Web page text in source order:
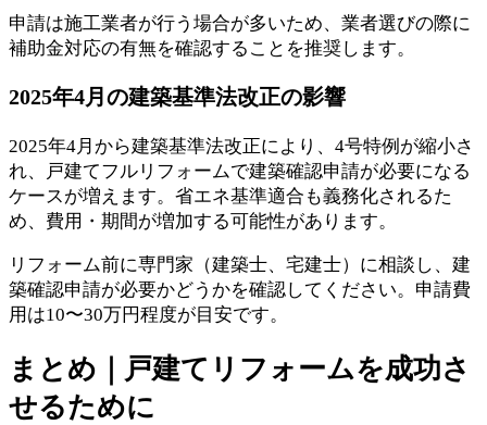
申請は施工業者が行う場合が多いため、業者選びの際に
補助金対応の有無を確認することを推奨します。
2025年4月の建築基準法改正の影響
2025年4月から建築基準法改正により、4号特例が縮小さ
れ、戸建てフルリフォームで建築確認申請が必要になる
ケースが増えます。省エネ基準適合も義務化されるた
め、費用・期間が増加する可能性があります。
リフォーム前に専門家（建築士、宅建士）に相談し、建
築確認申請が必要かどうかを確認してください。申請費
用は10〜30万円程度が目安です。
まとめ｜戸建てリフォームを成功さ
せるために